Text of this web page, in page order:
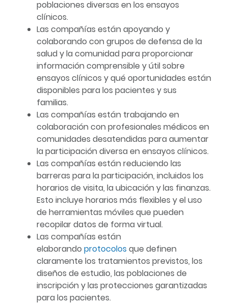
poblaciones diversas en los ensayos
clínicos.
Las compañías están apoyando y
colaborando con grupos de defensa de la
salud y la comunidad para proporcionar
información comprensible y útil sobre
ensayos clínicos y qué oportunidades están
disponibles para los pacientes y sus
familias.
Las compañías están trabajando en
colaboración con profesionales médicos en
comunidades desatendidas para aumentar
la participación diversa en ensayos clínicos.
Las compañías están reduciendo las
barreras para la participación, incluidos los
horarios de visita, la ubicación y las finanzas.
Esto incluye horarios más flexibles y el uso
de herramientas móviles que pueden
recopilar datos de forma virtual.
Las compañías están
elaborando protocolos que definen
claramente los tratamientos previstos, los
diseños de estudio, las poblaciones de
inscripción y las protecciones garantizadas
para los pacientes.